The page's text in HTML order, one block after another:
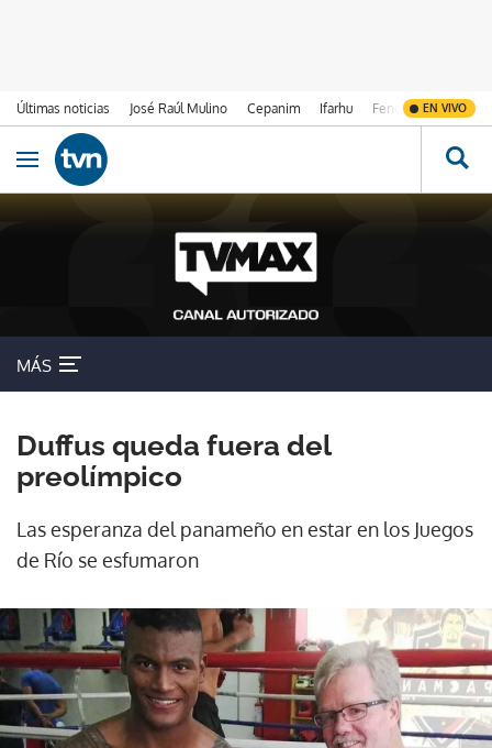
Últimas noticias José Raúl Mulino Cepanim Ifarhu Fenómeno de El
EN VIVO
Ir al contenido
Obrir navegació
MÁS
Duffus queda fuera del
preolímpico
Las esperanza del panameño en estar en los Juegos
de Río se esfumaron